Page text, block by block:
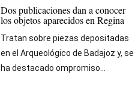
Dos publicaciones dan a conocer
los objetos aparecidos en Regina
Tratan sobre piezas depositadas
en el Arqueológico de Badajoz y, se
ha destacado ompromiso...